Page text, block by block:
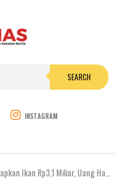
SEARCH
INSTAGRAM
Rp3,1 Miliar, Uang Habis di Judi Online